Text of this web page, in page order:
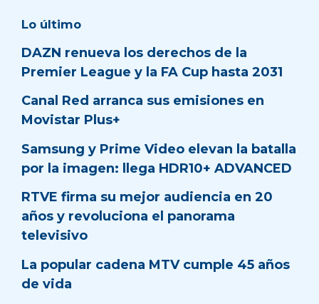
Lo último
DAZN renueva los derechos de la
Premier League y la FA Cup hasta 2031
Canal Red arranca sus emisiones en
Movistar Plus+
Samsung y Prime Video elevan la batalla
por la imagen: llega HDR10+ ADVANCED
RTVE firma su mejor audiencia en 20
años y revoluciona el panorama
televisivo
La popular cadena MTV cumple 45 años
de vida